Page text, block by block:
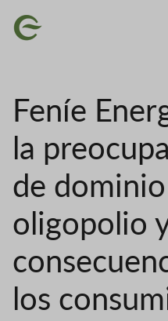
Image
Feníe
la
de
oligopolio
los